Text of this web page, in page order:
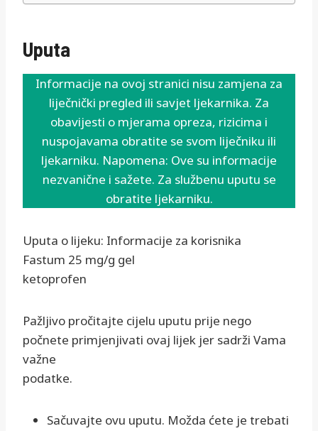
Uputa
Informacije na ovoj stranici nisu zamjena za
liječnički pregled ili savjet ljekarnika. Za
obavijesti o mjerama opreza, rizicima i
nuspojavama obratite se svom liječniku ili
ljekarniku. Napomena: Ove su informacije
nezvanične i sažete. Za službenu uputu se
obratite ljekarniku.
Uputa o lijeku: Informacije za korisnika
Fastum 25 mg/g gel
ketoprofen
Pažljivo pročitajte cijelu uputu prije nego
počnete primjenjivati ovaj lijek jer sadrži Vama
važne
podatke.
Sačuvajte ovu uputu. Možda ćete je trebati